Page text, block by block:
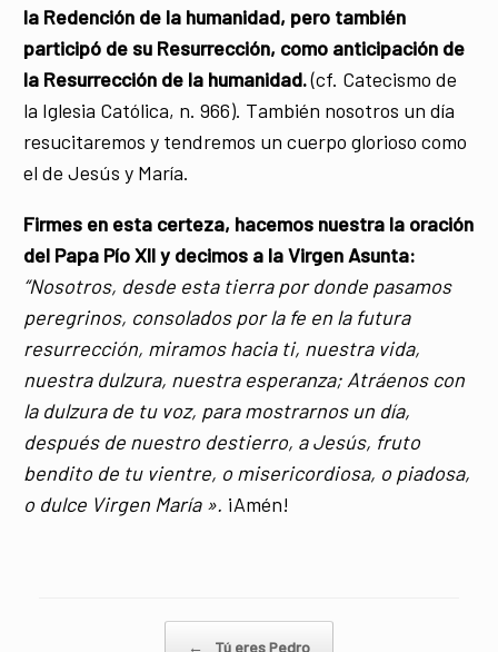
la Redención de la humanidad, pero también
participó de su Resurrección, como anticipación de
la Resurrección de la humanidad.(cf. Catecismo de
la Iglesia Católica, n. 966). También nosotros un día
resucitaremos y tendremos un cuerpo glorioso como
el de Jesús y María.
Firmes en esta certeza, hacemos nuestra la oración
del Papa Pío XII y decimos a la Virgen Asunta:
“Nosotros, desde esta tierra por donde pasamos
peregrinos, consolados por la fe en la futura
resurrección, miramos hacia ti, nuestra vida,
nuestra dulzura, nuestra esperanza; Atráenos con
la dulzura de tu voz, para mostrarnos un día,
después de nuestro destierro, a Jesús, fruto
bendito de tu vientre, o misericordiosa, o piadosa,
o dulce Virgen María ». ¡Amén!
← Tú eres Pedro